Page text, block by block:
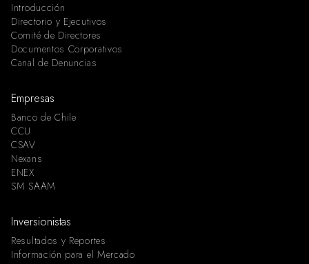
Introducción
Directorio y Ejecutivos
Comité de Directores
Documentos Corporativos
Canal de Denuncias
Empresas
Banco de Chile
CCU
CSAV
Nexans
ENEX
SM SAAM
Inversionistas
Resultados y Reportes
Información para el Mercado